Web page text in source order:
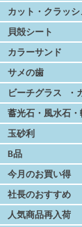
カット・クラッ
貝殻シート
カラーサンド
サメの歯
ビーチグラス ・
蓄光石・風水石
玉砂利
B品
今月のお買い得
社長のおすすめ
人気商品再入荷